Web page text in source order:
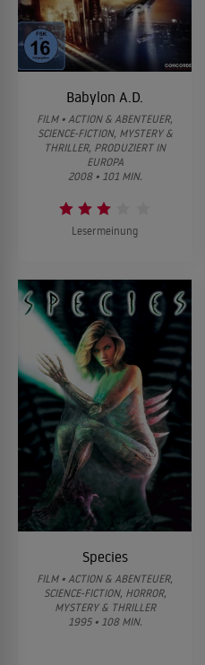
Babylon A.D.
FILM • ACTION & ABENTEUER,
SCIENCE-FICTION, MYSTERY &
THRILLER, PRODUZIERT IN
EUROPA
2008 • 101 MIN.
Lesermeinung
Species
FILM • ACTION & ABENTEUER,
SCIENCE-FICTION, HORROR,
MYSTERY & THRILLER
1995 • 108 MIN.